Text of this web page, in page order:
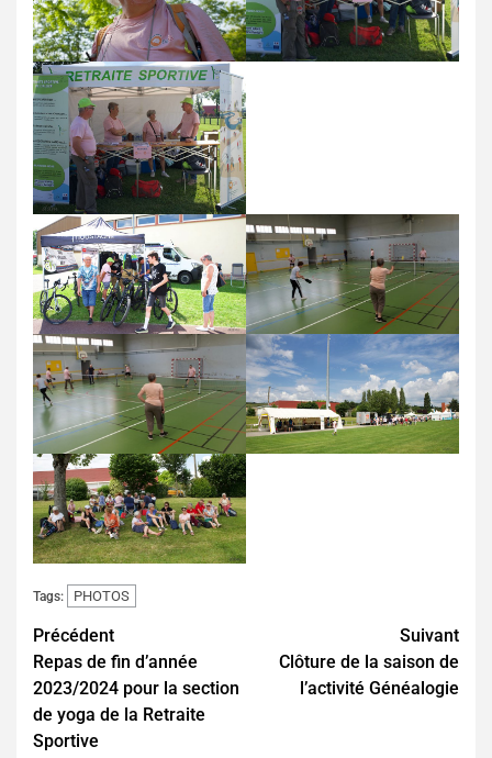
Tags: PHOTOS
Continue
Reading
Précédent
Repas de fin d’année
2023/2024 pour la section
de yoga de la Retraite
Sportive
Suivant
Clôture de la saison de
l’activité Généalogie